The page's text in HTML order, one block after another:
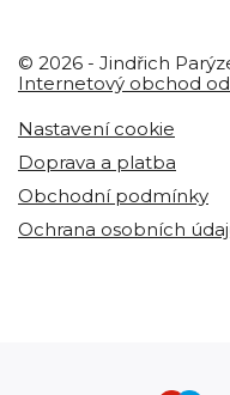
© 2026 - Jindřich
Internetový obchod od
Nastavení cookie
Doprava a platba
Obchodní podmínky
Ochrana osobních